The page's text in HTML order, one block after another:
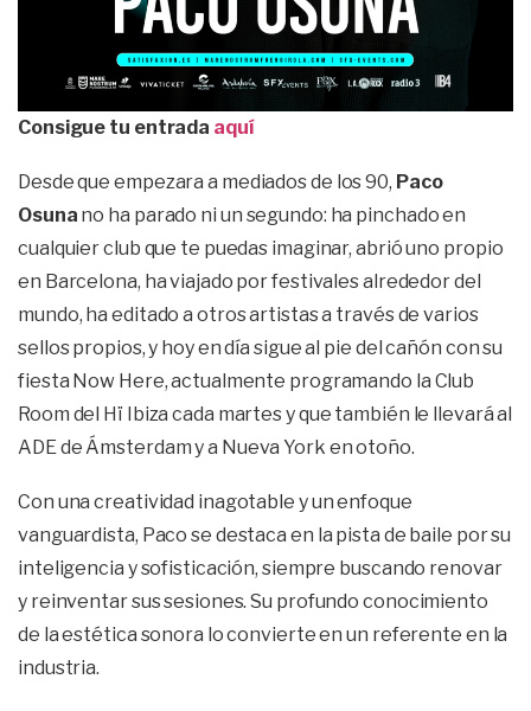
Consigue tu entrada aquí
Desde que empezara a mediados de los 90, Paco
Osuna no ha parado ni un segundo: ha pinchado en
cualquier club que te puedas imaginar, abrió uno propio
en Barcelona, ha viajado por festivales alrededor del
mundo, ha editado a otros artistas a través de varios
sellos propios, y hoy en día sigue al pie del cañón con su
fiesta Now Here, actualmente programando la Club
Room del Hï Ibiza cada martes y que también le llevará al
ADE de Ámsterdam y a Nueva York en otoño.
Con una creatividad inagotable y un enfoque
vanguardista, Paco se destaca en la pista de baile por su
inteligencia y sofisticación, siempre buscando renovar
y reinventar sus sesiones. Su profundo conocimiento
de la estética sonora lo convierte en un referente en la
industria.